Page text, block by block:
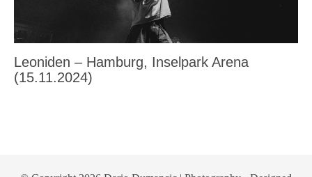
Leoniden – Hamburg, Inselpark Arena
(15.11.2024)